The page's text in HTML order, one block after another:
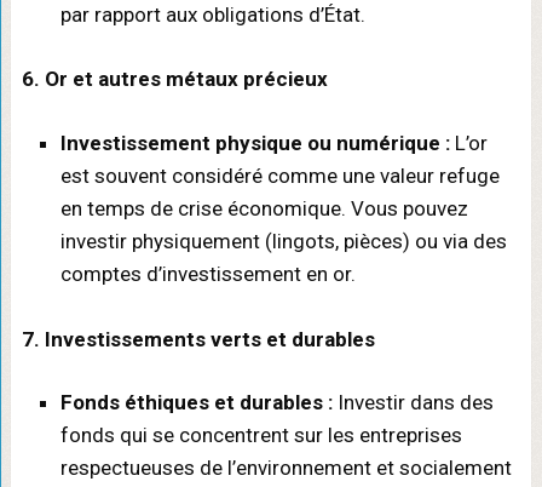
par rapport aux obligations d’État.
6. Or et autres métaux précieux
Investissement physique ou numérique :L’or
est souvent considéré comme une valeur refuge
en temps de crise économique. Vous pouvez
investir physiquement (lingots, pièces) ou via des
comptes d’investissement en or.
7. Investissements verts et durables
Fonds éthiques et durables :Investir dans des
fonds qui se concentrent sur les entreprises
respectueuses de l’environnement et socialement